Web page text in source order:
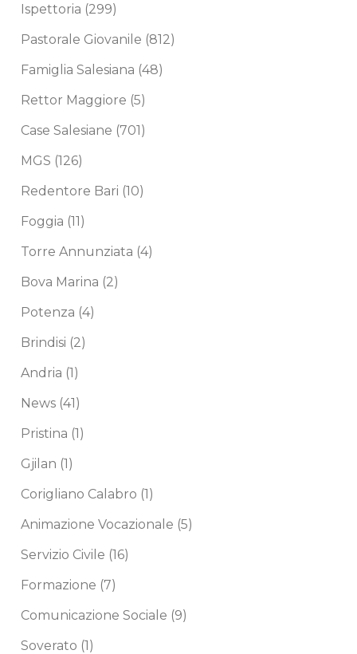
Ispettoria (299)
Pastorale Giovanile (812)
Famiglia Salesiana (48)
Rettor Maggiore (5)
Case Salesiane (701)
MGS (126)
Redentore Bari (10)
Foggia (11)
Torre Annunziata (4)
Bova Marina (2)
Potenza (4)
Brindisi (2)
Andria (1)
News (41)
Pristina (1)
Gjilan (1)
Corigliano Calabro (1)
Animazione Vocazionale (5)
Servizio Civile (16)
Formazione (7)
Comunicazione Sociale (9)
Soverato (1)